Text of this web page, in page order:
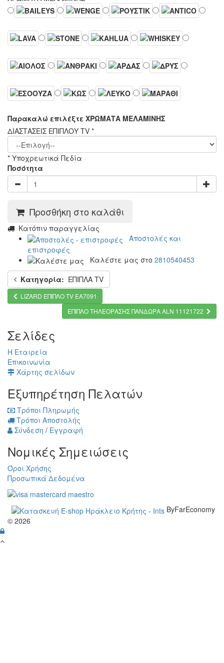
Παρακαλώ επιλέξτε ΧΡΩΜΑΤΑ ΜΕΛΑΜΙΝΗΣ
ΔΙΑΣΤΑΣΕΙΣ ΕΠΙΠΛΟΥ ΤV *
* Υποχρεωτικά Πεδία
Ποσότητα
Προσθήκη στο καλάθι
Kατόπιν παραγγελίας
Αποστολές και
επιστροφές
Καλέστε μας στο 2810540453
Κατηγορία: ΕΠΙΠΛΑ TV
LIZARD ΈΠΙΠΛΟ TV ΕΑ7091
ΕΠΙΠΛΟ ΤΗΛΕΟΡΑΣΗΣ ΠΑΝΔΩΡΑ ALN 11121722
Σελίδες
Η Εταιρεία
Επικοινωνία
Χάρτης σελίδων
Εξυπηρέτηση Πελατών
Τρόποι Πληρωμής
Τρόποι Αποστολής
Σύνδεση / Εγγραφή
Νομικές Σημειώσεις
Όροι Χρήσης
Προσωπικά Δεδομένα
ByFarEconomy
© 2026